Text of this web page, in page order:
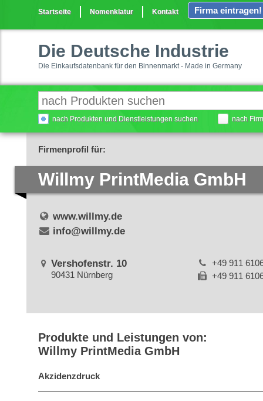
Startseite Nomenklatur Kontakt Firma eintragen!
Die Deutsche Industrie
Die Einkaufsdatenbank für den Binnenmarkt - Made in Germany
nach Produkten und Dienstleistungen suchen nach
Firmenprofil für:
Willmy PrintMedia GmbH
www.willmy.de
info@willmy.de
Vershofenstr. 10
90431 Nürnberg
+49 911
+49 911
Produkte und Leistungen von:
Willmy PrintMedia GmbH
Akzidenzdruck